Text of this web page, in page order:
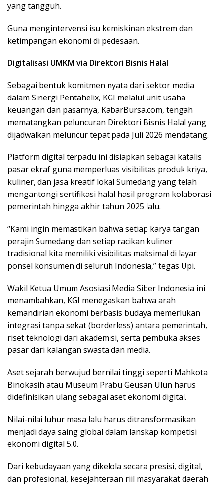
yang tangguh.
Guna mengintervensi isu kemiskinan ekstrem dan
ketimpangan ekonomi di pedesaan.
Digitalisasi UMKM via Direktori Bisnis Halal
Sebagai bentuk komitmen nyata dari sektor media
dalam Sinergi Pentahelix, KGI melalui unit usaha
keuangan dan pasarnya, KabarBursa.com, tengah
mematangkan peluncuran Direktori Bisnis Halal yang
dijadwalkan meluncur tepat pada Juli 2026 mendatang.
Platform digital terpadu ini disiapkan sebagai katalis
pasar ekraf guna memperluas visibilitas produk kriya,
kuliner, dan jasa kreatif lokal Sumedang yang telah
mengantongi sertifikasi halal hasil program kolaborasi
pemerintah hingga akhir tahun 2025 lalu.
“Kami ingin memastikan bahwa setiap karya tangan
perajin Sumedang dan setiap racikan kuliner
tradisional kita memiliki visibilitas maksimal di layar
ponsel konsumen di seluruh Indonesia,” tegas Upi.
Wakil Ketua Umum Asosiasi Media Siber Indonesia ini
menambahkan, KGI menegaskan bahwa arah
kemandirian ekonomi berbasis budaya memerlukan
integrasi tanpa sekat (borderless) antara pemerintah,
riset teknologi dari akademisi, serta pembuka akses
pasar dari kalangan swasta dan media.
Aset sejarah berwujud bernilai tinggi seperti Mahkota
Binokasih atau Museum Prabu Geusan Ulun harus
didefinisikan ulang sebagai aset ekonomi digital.
Nilai-nilai luhur masa lalu harus ditransformasikan
menjadi daya saing global dalam lanskap kompetisi
ekonomi digital 5.0.
Dari kebudayaan yang dikelola secara presisi, digital,
dan profesional, kesejahteraan riil masyarakat daerah